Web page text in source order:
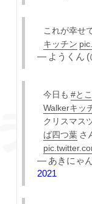
これが幸せ
キッチン
— ようくん
今日も #と
Walkerキッ
クリスマス
ば四つ葉さ
— あきにゃ
2021